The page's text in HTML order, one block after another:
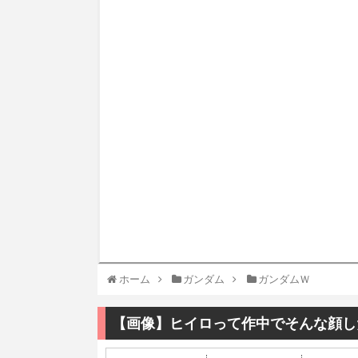
ホーム ガンダム ガンダムＷ
【画像】ヒイロって作中でそんな顔